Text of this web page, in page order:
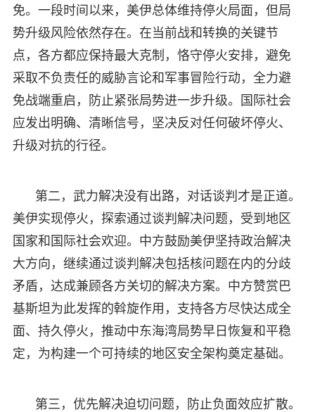
免。一段时间以来，美伊总体维持停火局面，但局
势升级风险依然存在。在当前战和转换的关键节
点，各方都应保持最大克制，恪守停火安排，避免
采取不负责任的威胁言论和军事冒险行动，全力避
免战端重启，防止紧张局势进一步升级。国际社会
应发出明确、清晰信号，坚决反对任何破坏停火、
升级对抗的行径。
第二，武力解决没有出路，对话谈判才是正道。
美伊实现停火，探索通过谈判解决问题，受到地区
国家和国际社会欢迎。中方鼓励美伊坚持政治解决
大方向，继续通过谈判解决包括核问题在内的分歧
矛盾，达成兼顾各方关切的解决方案。中方赞赏巴
基斯坦为此发挥的斡旋作用，支持各方尽快达成全
面、持久停火，推动中东海湾局势早日恢复和平稳
定，为构建一个可持续的地区安全架构奠定基础。
第三，优先解决迫切问题，防止负面效应扩散。